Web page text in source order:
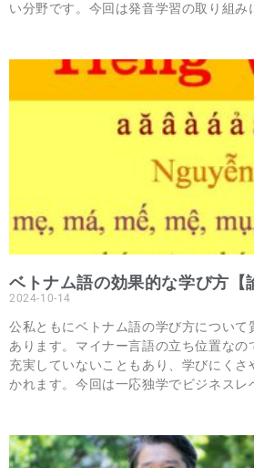
い分野です。今回は発音学習の取り組み
ベトナム語の効果的な学び方【
2024-10-14
公私ともにベトナム語の学び方について
あります。マイナー言語の立ち位置な
充実していないこともあり、学びにくさ
かれます。今回は一応独学でビジネスレ